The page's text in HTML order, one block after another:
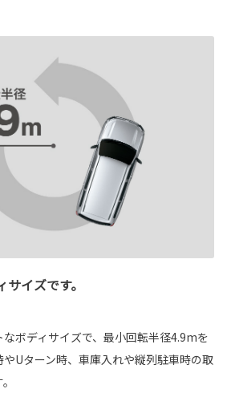
イズです。
ボディサイズで、最小回転半径4.9mを
Uターン時、車庫入れや縦列駐車時の取